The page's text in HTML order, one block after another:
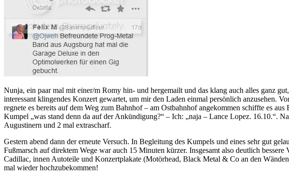
Nunja, ein paar mal mit einer/m Romy hin- und hergemailt und das klang auch alles ganz
interessant klingendes Konzert gewartet, um mir den Laden einmal persönlich anzusehen.
regnete es bereits auf dem Weg zum Bahnhof – am Ostbahnhof angekommen schiffte es
Kumpel „was stand denn da auf der Ankündigung?“ – Ich: „naja – Lance Lopez. 16.10.“.
Augustinern und 2 mal extrascharf.
Gestern abend dann der erneute Versuch. In Begleitung des Kumpels und eines sehr gut
Fußmarsch auf direktem Wege war auch 15 Minuten kürzer. Insgesamt also deutlich
Cadillac, innen Autoteile und Konzertplakate (Motörhead, Black Metal & Co an den
mal wieder hochzubekommen!